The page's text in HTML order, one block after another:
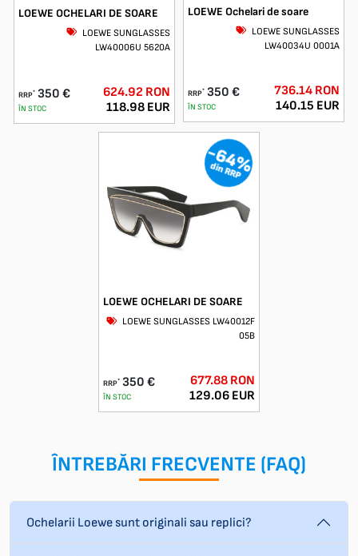
LOEWE OCHELARI DE SOARE
LOEWE SUNGLASSES
LW40006U 5620A
RRP* 350 €
ÎN STOC
624.92 RON
118.98 EUR
LOEWE Ochelari de soare
LOEWE SUNGLASSES
LW40034U 0001A
RRP* 350 €
ÎN STOC
736.14 RON
140.15 EUR
-64%
din RRP
LOEWE OCHELARI DE SOARE
LOEWE SUNGLASSES LW40012F
05B
RRP* 350 €
ÎN STOC
677.88 RON
129.06 EUR
ÎNTREBĂRI FRECVENTE (FAQ)
Ochelarii Loewe sunt originali sau replici?